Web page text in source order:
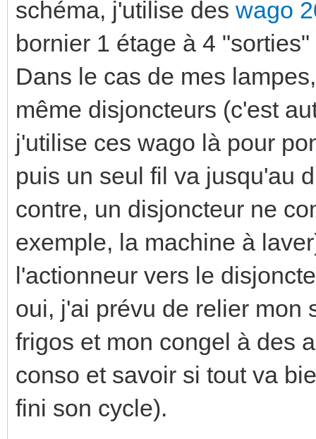
schéma, j'utilise des wago
bornier 1 étage à 4
Dans le cas de mes
même disjoncteurs (c'est
j'utilise ces wago là pour
puis un seul fil va jusqu'au
contre, un disjoncteur ne
exemple, la machine à
l'actionneur vers le
oui, j'ai prévu de relier mon
frigos et mon congel à des
conso et savoir si tout va
fini son cycle).